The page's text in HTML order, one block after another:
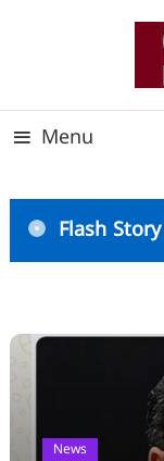
Menu
Flash Story
News